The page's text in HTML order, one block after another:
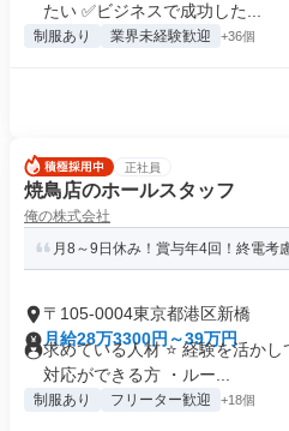
たい ✅ビジネスで成功した...
制服あり 業界未経験歓迎 +36個
正社員
焼鳥店のホールスタッフ
俺の株式会社
月8～9日休み！賞与年4回！終電考
〒105-0004東京都港区新橋
月給28万3300円～39万円
求めている人材 ⭐ 経験を活か
対応ができる方 ・ルー...
制服あり フリーター歓迎 +18個